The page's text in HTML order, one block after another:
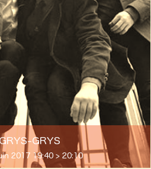
GRYS
2017 19:40 > 20:10